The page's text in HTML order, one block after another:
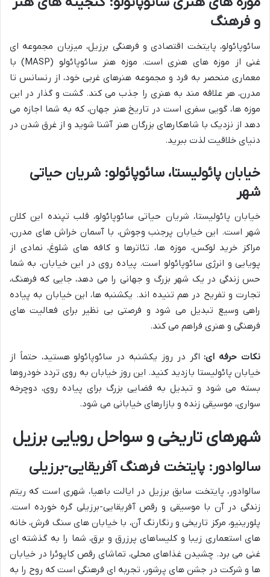
و فرهنگ
سائوپائولو، پایتخت اقتصادی و فرهنگی برزیل، میزبان مجموعه ای
غنی از موزه های هنری است. موزه هنر سائوپائولو (MASP) با
معماری منحصر به فرد و مجموعه هنرهای غربی خود، از رنسانس تا
مدرن، هر علاقه مند به هنری را جذب می کند. گشت و گذار در این
موزه ها، گویی سفری است در تاریخ هنر جهان، که به شما اجازه می
دهد از نزدیک با شاهکارهای بزرگان هنر آشنا شوید و از غرق شدن در
دنیای خلاقیت لذت ببرید.
خیابان پائولیستا، سائوپائولو: شریان حیاتی
شهر
خیابان پائولیستا، شریان حیاتی سائوپائولو، قلب تپنده این کلان
شهر است. این خیابان پرجنب وجوش، با آسمان خراش های مدرن،
مراکز خرید لوکس، موزه ها، تئاترها و کافه های شلوغ، نمادی از
پویایی و انرژی سائوپائولو است. پیاده روی در این خیابان، به شما
حس زندگی در یک شهر بزرگ و جهانی را می دهد، جایی که فرهنگ،
تجارت و تفریح در هم تنیده اند. یکشنبه ها، این خیابان به پیاده
راهی وسیع تبدیل می شود و فرصتی بی نظیر برای فعالیت های
فرهنگی و هنری فراهم می کند.
نکات حرفه ای:اگر در روز یکشنبه در سائوپائولو هستید، حتماً از
خیابان پائولیستا بازدید کنید. این روز خیابان به روی تردد خودروها
بسته می شود و تبدیل به فضایی بزرگ برای پیاده روی، دوچرخه
سواری، موسیقی زنده و بازارهای خیابانی می شود.
شهرهای تاریخی و سواحل رویایی برزیل
سالوادور: پایتخت فرهنگ آفریقایی-برزیلی
سالوادور، پایتخت سابق برزیل در ایالت باهیا، شهری است که ریتم
زندگی در آن با موسیقی و رقص آفریقایی-برزیلی گره خورده است.
پلورینیو، مرکز تاریخی و رنگارنگ آن، با خیابان های سنگ فرش، خانه
های استعماری زیبا و کلیساهای پرزرق و برق، شما را به گذشته ای
غنی می برد. چشیدن غذاهای محلی، تماشای رقص کاپوئرا در خیابان
ها و شرکت در جشن های پرشور، تجربه ای فرهنگی است که روح را به